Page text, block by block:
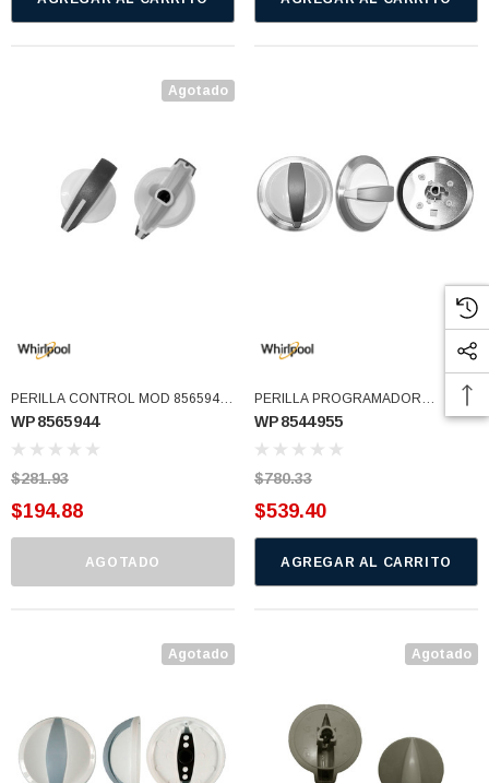
Agotado
PERILLA CONTROL MOD 8565944
(WP8565944)
WP8565944
$281.93
$194.88
AGOTADO
PERILLA PROGRAMADOR
C/DISCO PLAT. BCA./GRIS WH
8544955 (WP8544955)
WP8544955
$780.33
$539.40
AGREGAR AL CARRITO
Agotado Agotado